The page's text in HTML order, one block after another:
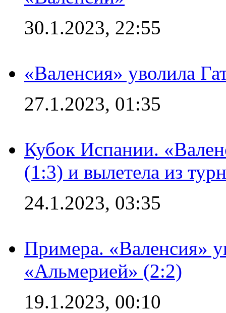
30.1.2023, 22:55
«Валенсия» уволила
27.1.2023, 01:35
Кубок Испании.
(1:3) и вылетела из
24.1.2023, 03:35
Примера. «Валенсия»
«Альмерией» (2:2)
19.1.2023, 00:10